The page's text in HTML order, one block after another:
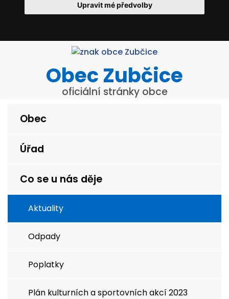
Upravit mé předvolby
Obec Zubčice
oficiální stránky obce
Obec
Úřad
Co se u nás děje
Aktuality
Odpady
Poplatky
Plán kulturních a sportovních akcí 2023